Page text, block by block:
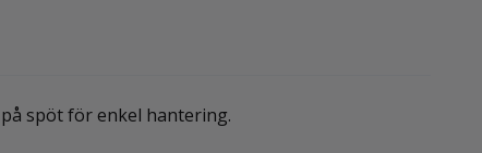
spöt för enkel hantering.